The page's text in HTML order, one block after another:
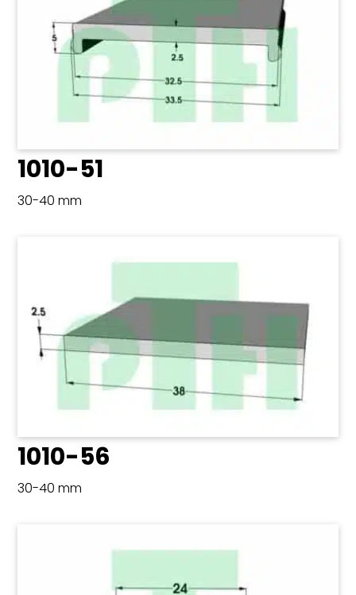
1010-51
30-40 mm
1010-56
30-40 mm